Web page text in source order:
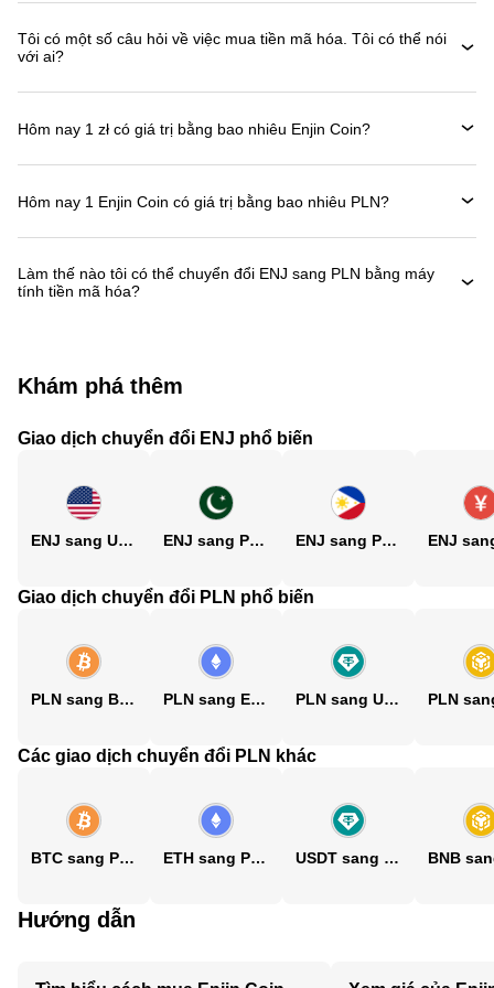
Tôi có một số câu hỏi về việc mua tiền mã hóa. Tôi có thể nói
với ai?
Hôm nay 1 zł có giá trị bằng bao nhiêu Enjin Coin?
Hôm nay 1 Enjin Coin có giá trị bằng bao nhiêu PLN?
Làm thế nào tôi có thể chuyển đổi ENJ sang PLN bằng máy
tính tiền mã hóa?
Khám phá thêm
Giao dịch chuyển đổi ENJ phổ biến
ENJ sang USD ENJ sang PKR ENJ sang PHP
Giao dịch chuyển đổi PLN phổ biến
PLN sang BTC PLN sang ETH PLN sang USDT
Các giao dịch chuyển đổi PLN khác
BTC sang PLN ETH sang PLN USDT sang PLN
Hướng dẫn